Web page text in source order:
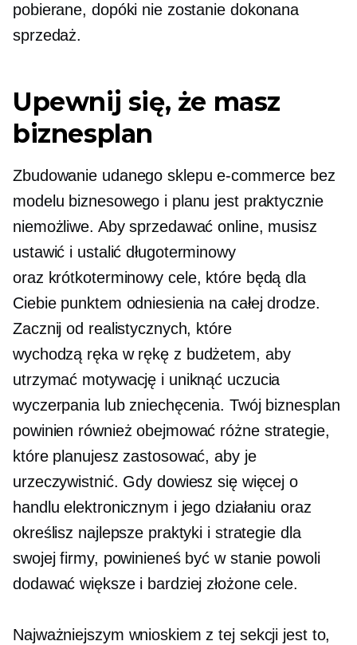
pobierane, dopóki nie zostanie dokonana
sprzedaż.
Upewnij się, że masz
biznesplan
Zbudowanie udanego sklepu e-commerce bez
modelu biznesowego i planu jest praktycznie
niemożliwe. Aby sprzedawać online, musisz
ustawić i ustalićdługoterminowy
oraz krótkoterminowy cele, które będą dla
Ciebie punktem odniesienia na całej drodze.
Zacznij od realistycznych, które
wychodzą ręka w rękę z budżetem, aby
utrzymać motywację i uniknąć uczucia
wyczerpania lub zniechęcenia. Twój biznesplan
powinien również obejmować różne strategie,
które planujesz zastosować, aby je
urzeczywistnić. Gdy dowiesz się więcej o
handlu elektronicznym i jego działaniu oraz
określisz najlepsze praktyki i strategie dla
swojej firmy, powinieneś być w stanie powoli
dodawać większe i bardziej złożone cele.
Najważniejszym wnioskiem z tej sekcji jest to,